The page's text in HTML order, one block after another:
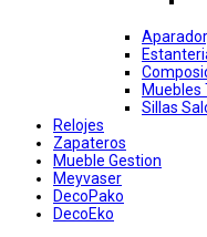
Muebles
Sillas
Relojes
Zapateros
Mueble Gestion
Meyvaser
DecoPako
DecoEko